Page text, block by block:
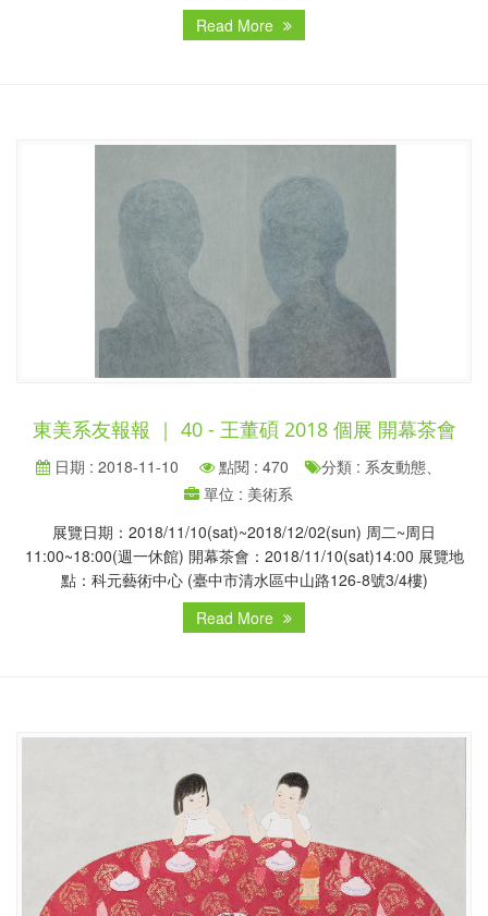
Read More
東美系友報報 ｜ 40 - 王董碩 2018 個展 開幕茶會
日期 : 2018-11-10 點閱 : 470
分類 : 系友動態、
單位 : 美術系
展覽日期：2018/11/10(sat)~2018/12/02(sun) 周二~周日
11:00~18:00(週一休館) 開幕茶會：2018/11/10(sat)14:00 展覽地
點：科元藝術中心 (臺中市清水區中山路126-8號3/4樓)
Read More